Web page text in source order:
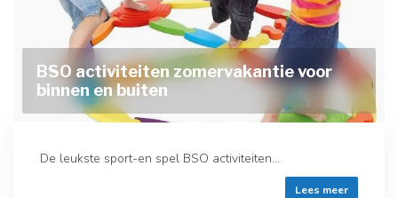
BSO activiteiten zomervakantie voor
binnen en buiten
De leukste sport-en spel BSO activiteiten...
Lees meer